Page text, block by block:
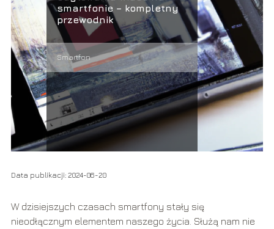
smartfonie – kompletny
przewodnik
Smartfon
Data publikacji: 2024-06-20
W dzisiejszych czasach smartfony stały się
nieodłącznym elementem naszego życia. Służą nam nie